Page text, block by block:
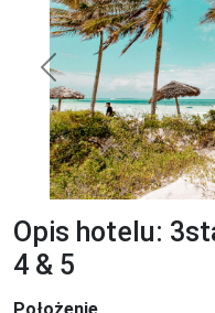
Previous
Opis hotelu:
4 & 5